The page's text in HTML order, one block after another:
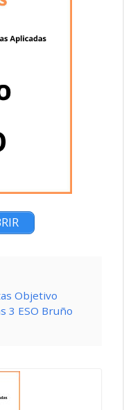
Objetivo
3 ESO Bruño